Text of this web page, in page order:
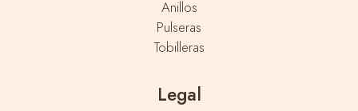
Anillos
Pulseras
Tobilleras
Legal